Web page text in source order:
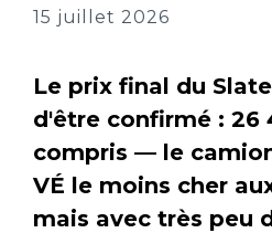
15 juillet 2026
Le prix final du
d'être confirmé : 26
compris — le
VÉ le moins cher
mais avec très peu